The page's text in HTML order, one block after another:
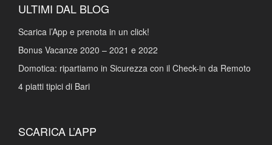
ULTIMI DAL BLOG
Scarica l’App e prenota in un click!
Bonus Vacanze 2020 – 2021 e 2022
Domotica: ripartiamo in Sicurezza con il Check-in da Remoto
4 piatti tipici di Bari
SCARICA L’APP